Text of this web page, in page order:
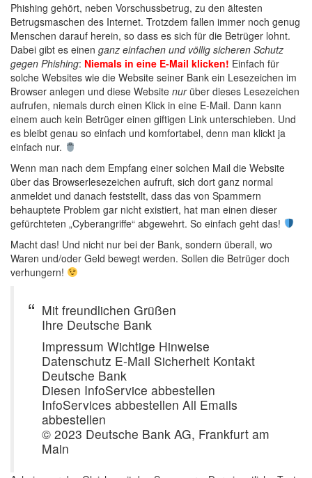
Phishing gehört, neben Vorschussbetrug, zu den ältesten
Betrugsmaschen des Internet. Trotzdem fallen immer noch genug
Menschen darauf herein, so dass es sich für die Betrüger lohnt.
Dabei gibt es einen ganz einfachen und völlig sicheren Schutz
gegen Phishing: Niemals in eine E-Mail klicken! Einfach für
solche Websites wie die Website seiner Bank ein Lesezeichen im
Browser anlegen und diese Website nurüber dieses Lesezeichen
aufrufen, niemals durch einen Klick in eine E-Mail. Dann kann
einem auch kein Betrüger einen giftigen Link unterschieben. Und
es bleibt genau so einfach und komfortabel, denn man klickt ja
einfach nur.
Wenn man nach dem Empfang einer solchen Mail die Website
über das Browserlesezeichen aufruft, sich dort ganz normal
anmeldet und danach feststellt, dass das von Spammern
behauptete Problem gar nicht existiert, hat man einen dieser
gefürchteten „Cyberangriffe“ abgewehrt. So einfach geht das!
Macht das! Und nicht nur bei der Bank, sondern überall, wo
Waren und/oder Geld bewegt werden. Sollen die Betrüger doch
verhungern!
Mit freundlichen Grüßen
Ihre Deutsche Bank
Impressum Wichtige Hinweise
Datenschutz E-Mail Sicherheit Kontakt
Deutsche Bank
Diesen InfoService abbestellen
InfoServices abbestellen All Emails
abbestellen
© 2023 Deutsche Bank AG, Frankfurt am
Main